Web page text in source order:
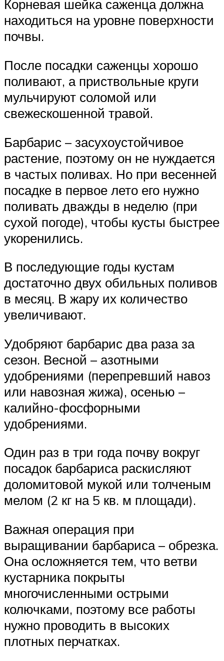
Корневая шейка саженца должна
находиться на уровне поверхности
почвы.
После посадки саженцы хорошо
поливают, а приствольные круги
мульчируют соломой или
свежескошенной травой.
Барбарис – засухоустойчивое
растение, поэтому он не нуждается
в частых поливах. Но при весенней
посадке в первое лето его нужно
поливать дважды в неделю (при
сухой погоде), чтобы кусты быстрее
укоренились.
В последующие годы кустам
достаточно двух обильных поливов
в месяц. В жару их количество
увеличивают.
Удобряют барбарис два раза за
сезон. Весной – азотными
удобрениями (перепревший навоз
или навозная жижа), осенью –
калийно-фосфорными
удобрениями.
Один раз в три года почву вокруг
посадок барбариса раскисляют
доломитовой мукой или толченым
мелом (2 кг на 5 кв. м площади).
Важная операция при
выращивании барбариса – обрезка.
Она осложняется тем, что ветви
кустарника покрыты
многочисленными острыми
колючками, поэтому все работы
нужно проводить в высоких
плотных перчатках.